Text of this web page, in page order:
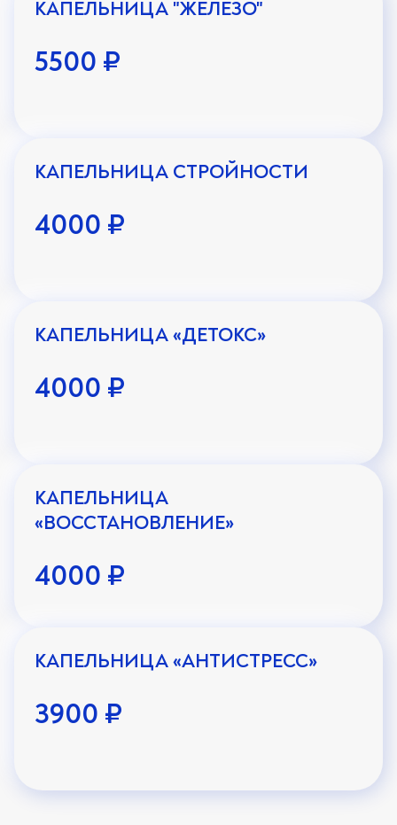
КАПЕЛЬНИЦА "ЖЕЛЕЗО"
5500 ₽
КАПЕЛЬНИЦА СТРОЙНОСТИ
4000 ₽
КАПЕЛЬНИЦА «ДЕТОКС»
4000 ₽
КАПЕЛЬНИЦА
«ВОССТАНОВЛЕНИЕ»
4000 ₽
КАПЕЛЬНИЦА «АНТИСТРЕСС»
3900 ₽